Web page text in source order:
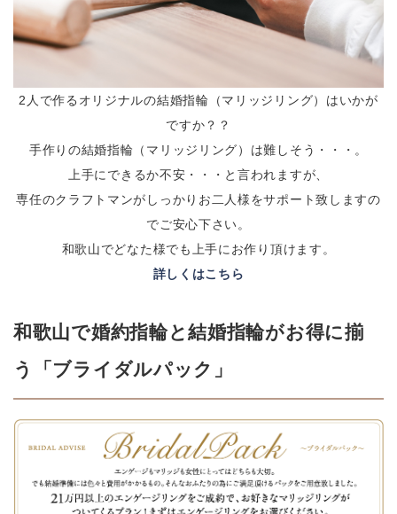
2人で作るオリジナルの結婚指輪（マリッジリング）はいかが
ですか？？
手作りの結婚指輪（マリッジリング）は難しそう・・・。
上手にできるか不安・・・と言われますが、
専任のクラフトマンがしっかりお二人様をサポート致しますの
でご安心下さい。
和歌山でどなた様でも上手にお作り頂けます。
詳しくはこちら
和歌山で婚約指輪と結婚指輪がお得に揃
う「ブライダルパック」